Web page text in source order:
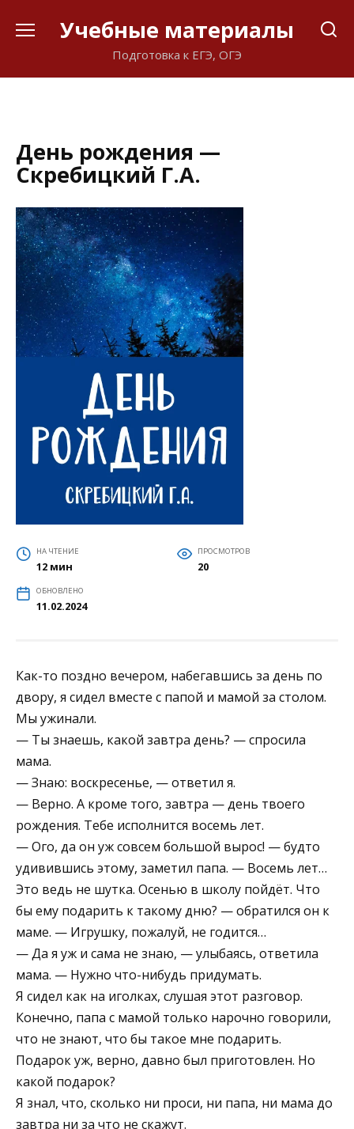
Учебные материалы
Подготовка к ЕГЭ, ОГЭ
День рождения —
Скребицкий Г.А.
НА ЧТЕНИЕ
12 мин
ПРОСМОТРОВ
20
ОБНОВЛЕНО
11.02.2024
Как-то поздно вечером, набегавшись за день по
двору, я сидел вместе с папой и мамой за столом.
Мы ужинали.
— Ты знаешь, какой завтра день? — спросила
мама.
— Знаю: воскресенье, — ответил я.
— Верно. А кроме того, завтра — день твоего
рождения. Тебе исполнится восемь лет.
— Ого, да он уж совсем большой вырос! — будто
удивившись этому, заметил папа. — Восемь лет…
Это ведь не шутка. Осенью в школу пойдёт. Что
бы ему подарить к такому дню? — обратился он к
маме. — Игрушку, пожалуй, не годится…
— Да я уж и сама не знаю, — улыбаясь, ответила
мама. — Нужно что-нибудь придумать.
Я сидел как на иголках, слушая этот разговор.
Конечно, папа с мамой только нарочно говорили,
что не знают, что бы такое мне подарить.
Подарок уж, верно, давно был приготовлен. Но
какой подарок?
Я знал, что, сколько ни проси, ни папа, ни мама до
завтра ни за что не скажут.